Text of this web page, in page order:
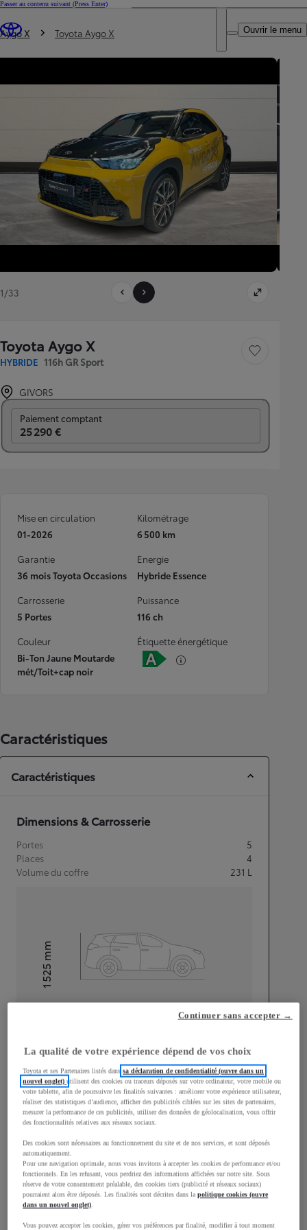
Passer au contenu suivant (Press Enter)
Trouvez un partenaire Toyota
DEALER NAME
Ouvrir le menu
Vous êtes ici
Aygo X Toyota Aygo X
1/33
Toyota Aygo X
HYBRIDE 116h GR Sport
Sauvegarder le
GIVORS
Paiement comptant
25 290 €
Mise en circulation
01-2026
Kilométrage
6 500 km
Garantie
36 mois Toyota Occasions
Energie
Hybride Essence
Carrosserie
5 Portes
Puissance
116 ch
Couleur
Bi-Ton Jaune Moutarde
mét/Toit+cap noir
Étiquette énergétique
Caractéristiques
Caractéristiques
Dimensions & Carrosserie
Portes
5
Places
4
Volume du coffre
231 L
Hauteur1 525
mm
Largeur
1 740mm
Consommation mixte
Consommation mixte 3,8L/100 km
La qualité de votre expérience dépend de vos choix
Toyota et ses Partenaires listés danssa déclaration de confidentialité (ouvre dans un
nouvel onglet)utilisent des cookies ou traceurs déposés sur votre ordinateur, votre mobile ou
votre tablette, afin de poursuivre les finalités suivantes : améliorer votre expérience utilisateur,
réaliser des statistiques d’audience, afficher des publicités ciblées sur les sites de partenaires,
mesurer la performance de ces publicités, utiliser des données de géolocalisation, vous offrir
des fonctionnalités relatives aux réseaux sociaux.
Des cookies sont nécessaires au fonctionnement du site et de nos services, et sont déposés
automatiquement.
Pour une navigation optimale, nous vous invitons à accepter les cookies de performance et/ou
fonctionnels. En les refusant, vous perdriez des informations affichées sur notre site. Sous
réserve de votre consentement préalable, des cookies tiers (publicité et réseaux sociaux)
pourraient alors être déposés. Les finalités sont décrites dans lapolitique cookies (ouvre
dans un nouvel onglet).
Vous pouvez accepter les cookies, gérer vos préférences par finalité, modifier à tout moment
Continuer sans accepter →